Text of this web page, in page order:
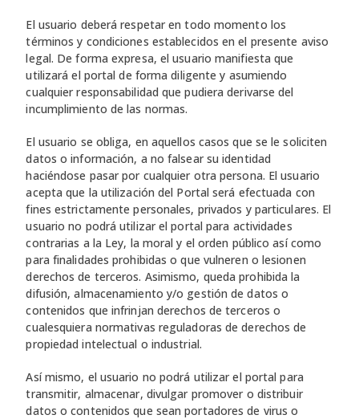
El usuario deberá respetar en todo momento los
términos y condiciones establecidos en el presente aviso
legal. De forma expresa, el usuario manifiesta que
utilizará el portal de forma diligente y asumiendo
cualquier responsabilidad que pudiera derivarse del
incumplimiento de las normas.
El usuario se obliga, en aquellos casos que se le soliciten
datos o información, a no falsear su identidad
haciéndose pasar por cualquier otra persona. El usuario
acepta que la utilización del Portal será efectuada con
fines estrictamente personales, privados y particulares. El
usuario no podrá utilizar el portal para actividades
contrarias a la Ley, la moral y el orden público así como
para finalidades prohibidas o que vulneren o lesionen
derechos de terceros. Asimismo, queda prohibida la
difusión, almacenamiento y/o gestión de datos o
contenidos que infrinjan derechos de terceros o
cualesquiera normativas reguladoras de derechos de
propiedad intelectual o industrial.
Así mismo, el usuario no podrá utilizar el portal para
transmitir, almacenar, divulgar promover o distribuir
datos o contenidos que sean portadores de virus o